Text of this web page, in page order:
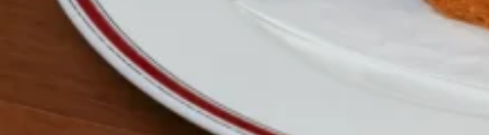
おすすめの展覧会
おすすめの映画
誠光社で選びました。